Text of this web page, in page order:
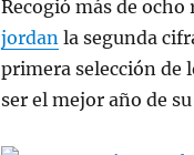
Recogió más de
jordan la segunda
primera selección de
ser el mejor año de